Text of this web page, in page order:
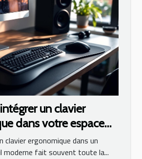
un clavier
dans votre espace
clavier ergonomique dans un
moderne fait souvent toute la...